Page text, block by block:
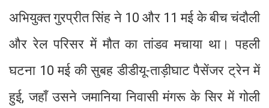
अभियुक्त गुरप्रीत सिंह ने 10 और 11 मई के बीच चंदौली
और रेल परिसर में मौत का तांडव मचाया था। पहली
घटना 10 मई की सुबह डीडीयू-ताड़ीघाट पैसेंजर ट्रेन में
हुई, जहाँ उसने जमानिया निवासी मंगरू के सिर में गोली